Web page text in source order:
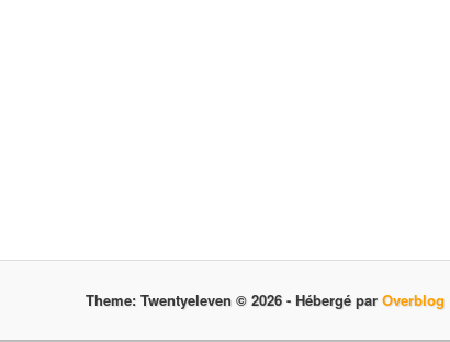
Theme: Twentyeleven © 2026 - Hébergé par Overblog